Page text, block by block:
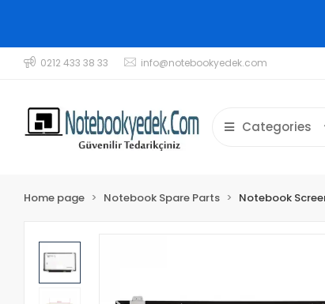
0212 433 38 33 info@notebookyedek.com
Categories
Home page Notebook Spare Parts Notebook